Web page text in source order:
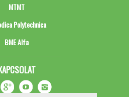
MTMT
Polytechnica
BME Alfa